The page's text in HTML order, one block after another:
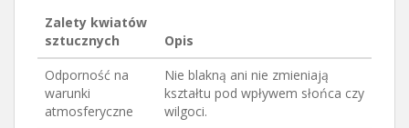
Zalety kwiatów
sztucznych
Opis
Odporność na
warunki
atmosferyczne
Nie blakną ani nie zmieniają
kształtu pod wpływem słońca czy
wilgoci.